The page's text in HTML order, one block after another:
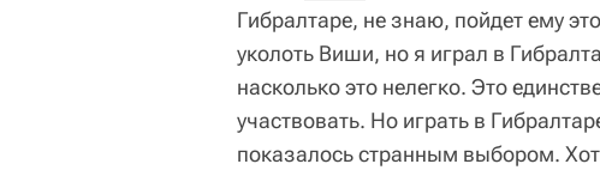
Гибралтаре, не знаю, пойдет ему
уколоть Виши, но я играл в
насколько это нелегко. Это
участвовать. Но играть в
показалось странным выбором.